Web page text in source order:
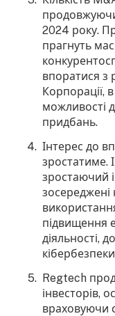
2024 року.
прагнуть
впоратися з
Корпорації,
можливості
придбань.
Інтерес до
зростатиме.
зростаючий
зосереджені
підвищення
діяльності,
Regtech
інвесторів,
враховуючи